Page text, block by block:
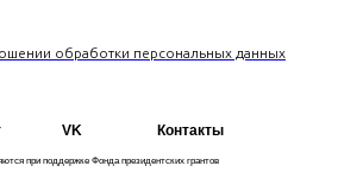
обработки персональных данных
при поддержке Фонда президентских грантов
VK Контакты